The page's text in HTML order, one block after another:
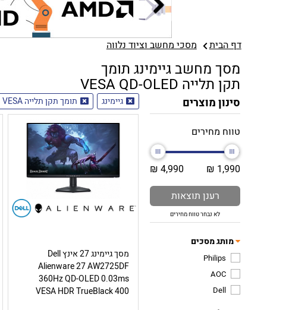
דף הבית מסכי מחשב וציוד נלווה
מסך מחשב גיימינג תומך
תקן תלייה VESA QD-OLED
סינון מוצרים
טווח מחירים
1,990 ₪
4,990 ₪
רענן תוצאות
לא נבחר טווח מחירים
מותג מסכים
Philips
AOC
Dell
גיימינג תומך תקן תלייה VESA
מסך גיימינג 27 אינץ Dell
Alienware 27 AW2725DF
360Hz QD-OLED 0.03ms
VESA HDR TrueBlack 400